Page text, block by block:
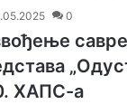
0
ХАПС-а